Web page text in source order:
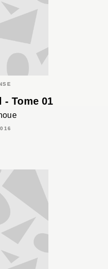
- Tome 01